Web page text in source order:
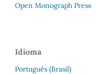
Open Monograph Press
Idioma
Português (Brasil)